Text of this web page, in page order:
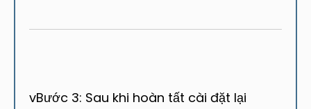
vBước 3: Sau khi hoàn tất cài đặt lại